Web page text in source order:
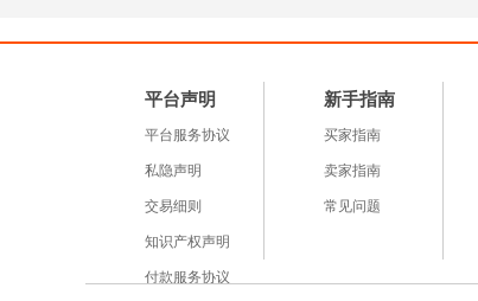
拐点研判：沪镍
短线看，关税冲
段性底部。但中期
放缓；②亚洲新
源产业链客户应
平台声明
平台服务协议
私隐声明
交易细则
知识产权声明
付款服务协议
新手指南
买家指南
卖家指南
常见问题